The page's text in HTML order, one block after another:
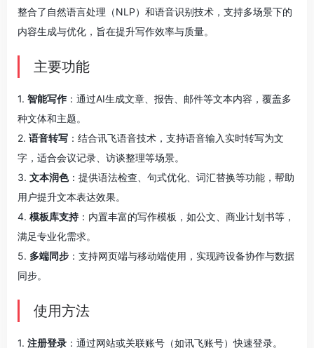
整合了自然语言处理（NLP）和语音识别技术，支持多场景下的
内容生成与优化，旨在提升写作效率与质量。
主要功能
1. 智能写作 ：通过AI生成文章、报告、邮件等文本内容，覆盖多
种文体和主题。
2. 语音转写 ：结合讯飞语音技术，支持语音输入实时转写为文
字，适合会议记录、访谈整理等场景。
3. 文本润色：提供语法检查、句式优化、词汇替换等功能，帮助
用户提升文本表达效果。
4. 模板库支持：内置丰富的写作模板，如公文、商业计划书等，
满足专业化需求。
5. 多端同步 ：支持网页端与移动端使用，实现跨设备协作与数据
同步。
使用方法
1. 注册登录 ：通过网站或关联账号（如讯飞账号）快速登录。